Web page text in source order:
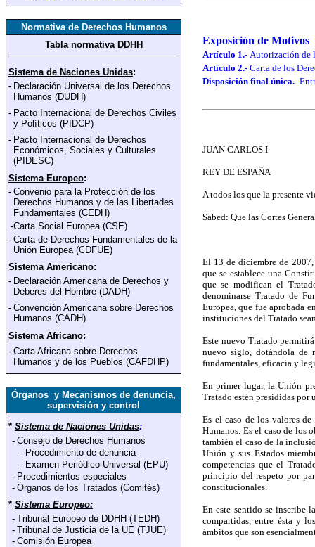
Normativa de Derechos Humanos
Tabla normativa DDHH
Sistema de Naciones Unidas:
- Declaración Universal de los Derechos
Humanos (DUDH)
- Pacto Internacional de Derechos Civiles
y Políticos (PIDCP)
- Pacto Internacional de Derechos
Económicos, Sociales y Culturales
(PIDESC)
Sistema Europeo:
- Convenio para la Protección de los
Derechos Humanos y de las Libertades
Fundamentales (CEDH)
-Carta Social Europea (CSE)
- Carta de Derechos Fundamentales de la
Unión Europea(CDFUE)
Sistema Americano:
- Declaración Americana de Derechos y
Deberes del Hombre (DADH)
- Convención Americana sobre Derechos
Humanos (CADH)
Sistema Africano:
- Carta Africana sobre Derechos
Humanos y de los Pueblos (CAFDHP)
Órganos y Mecanismos de denuncia,
supervisión y control
* Sistema de Naciones Unidas:
- Consejo de Derechos Humanos
- Procedimiento de denuncia
- Examen Periódico Universal (EPU)
- Procedimientos especiales
- Órganos de los Tratados (Comités)
* Sistema Europeo:
- Tribunal Europeo de DDHH (TEDH)
- Tribunal de Justicia de la UE (TJUE)
- Comisión Europea
Exposición de Motivos
Artículo 1.- Autorización de
Artículo 2.- Carta de los
Disposición final única.-
JUAN CARLOS I
REY DE ESPAÑA
A todos los que la presente
Sabed: Que las Cortes
El 13 de diciembre de
que se establece una
que se modifican el
denominarse Tratado de
Europea, que fue aprobada
instituciones del Tratado
Este nuevo Tratado
nuevo siglo, dotándola de
fundamentales, eficacia y
En primer lugar, la Unión
Tratado estén presididas por
Es el caso de los valores
Humanos. Es el caso de los
también el caso de la
Unión y sus Estados
competencias que el
principio del respeto por
constitucionales.
En este sentido se inscribe
compartidas, entre ésta y
ámbitos que son